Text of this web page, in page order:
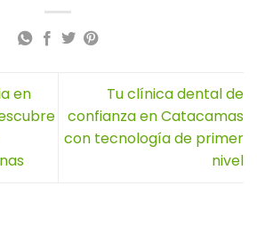
en
Tu clínica dental de
confianza en Catacamas
con tecnología de primer
nivel